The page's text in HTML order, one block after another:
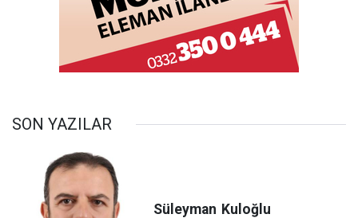
SON YAZILAR
Süleyman Kuloğlu